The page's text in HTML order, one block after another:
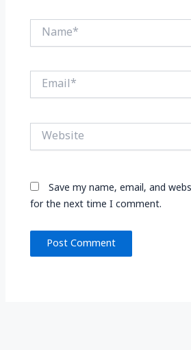
Name*
Email*
Website
Save my name, email, and
for the next time I comment.